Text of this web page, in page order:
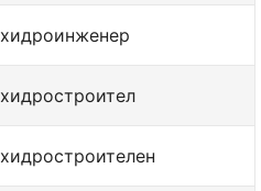
хидроинженер
хидростроител
хидростроителен